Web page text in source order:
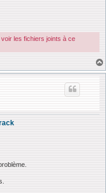
les fichiers joints à ce